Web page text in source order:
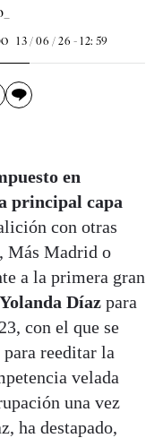
13 / 06 / 26 - 12: 59
en
principal capa
con otras
Más Madrid o
a la primera gran
Yolanda Díaz para
con el que se
reeditar la
velada
una vez
ha destapado,